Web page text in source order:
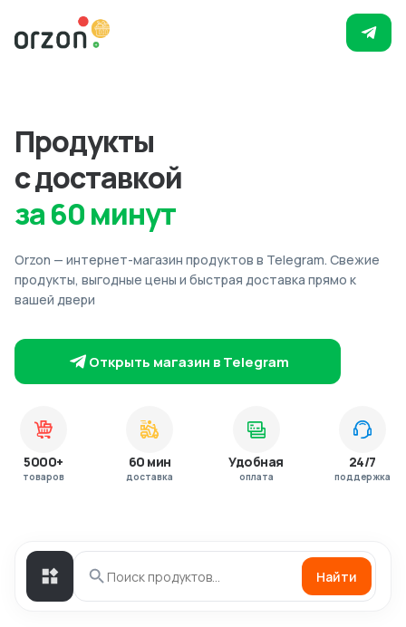
Продукты
с доставкой
за 60 минут
Orzon — интернет-магазин продуктов в Telegram. Свежие
продукты, выгодные цены и быстрая доставка прямо к
вашей двери
Открыть магазин в Telegram
5000+
товаров
60 мин
доставка
Удобная
оплата
24/7
поддержка
Найти